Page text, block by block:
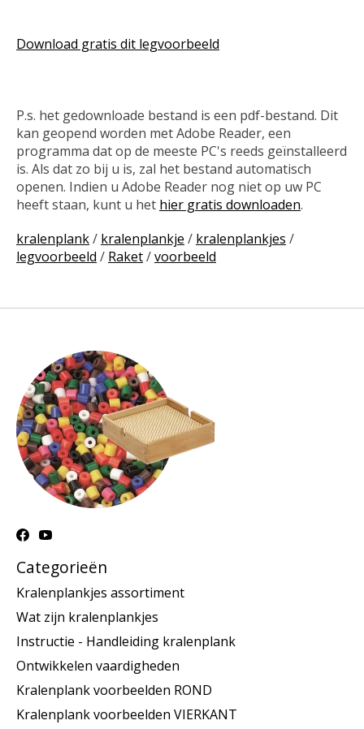
Download gratis dit legvoorbeeld
P.s. het gedownloade bestand is een pdf-bestand. Dit
kan geopend worden met Adobe Reader, een
programma dat op de meeste PC's reeds geïnstalleerd
is. Als dat zo bij u is, zal het bestand automatisch
openen. Indien u Adobe Reader nog niet op uw PC
heeft staan, kunt u het hier gratis downloaden.
kralenplank/ kralenplankje / kralenplankjes /
legvoorbeeld / Raket/voorbeeld
Categorieën
Kralenplankjes assortiment
Wat zijn kralenplankjes
Instructie - Handleiding kralenplank
Ontwikkelen vaardigheden
Kralenplank voorbeelden ROND
Kralenplank voorbeelden VIERKANT